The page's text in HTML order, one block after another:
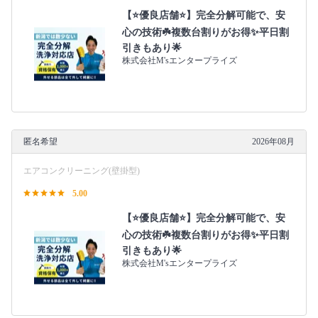
【⭐️優良店舗⭐️】完全分解可能で、安
心の技術☘️複数台割りがお得✨平日割
引きもあり🌟
株式会社M'sエンタープライズ
匿名希望 2026年08月
エアコンクリーニング(壁掛型)
5.00
【⭐️優良店舗⭐️】完全分解可能で、安
心の技術☘️複数台割りがお得✨平日割
引きもあり🌟
株式会社M'sエンタープライズ